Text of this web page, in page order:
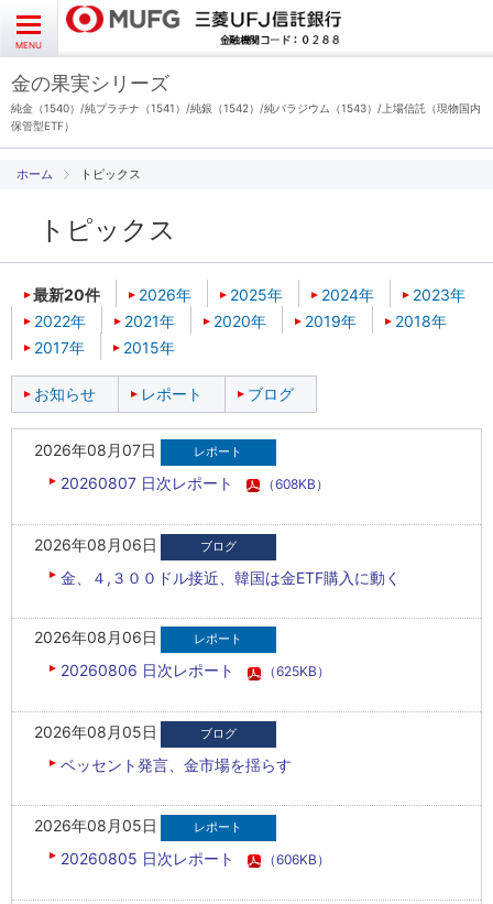
CLOSE
MENU
トピックス
トピックス
2026年08月07日
20260807 日次レポート
（608KB）
2026年08月06日
金、４,３００ドル接近、韓国は金ETF購入に動く
2026年08月06日
20260806 日次レポート
（625KB）
2026年08月05日
ベッセント発言、金市場を揺らす
2026年08月05日
20260805 日次レポート
（606KB）
金の果実シリーズ
純金（1540）/純プラチナ（1541）/純銀（1542）/純パラジウム（1543）/上場信託（現物国内
保管型ETF）
金の果実シリーズとは
各種お手続き
データ・レポート
よくあるご質問 お問い合わせ